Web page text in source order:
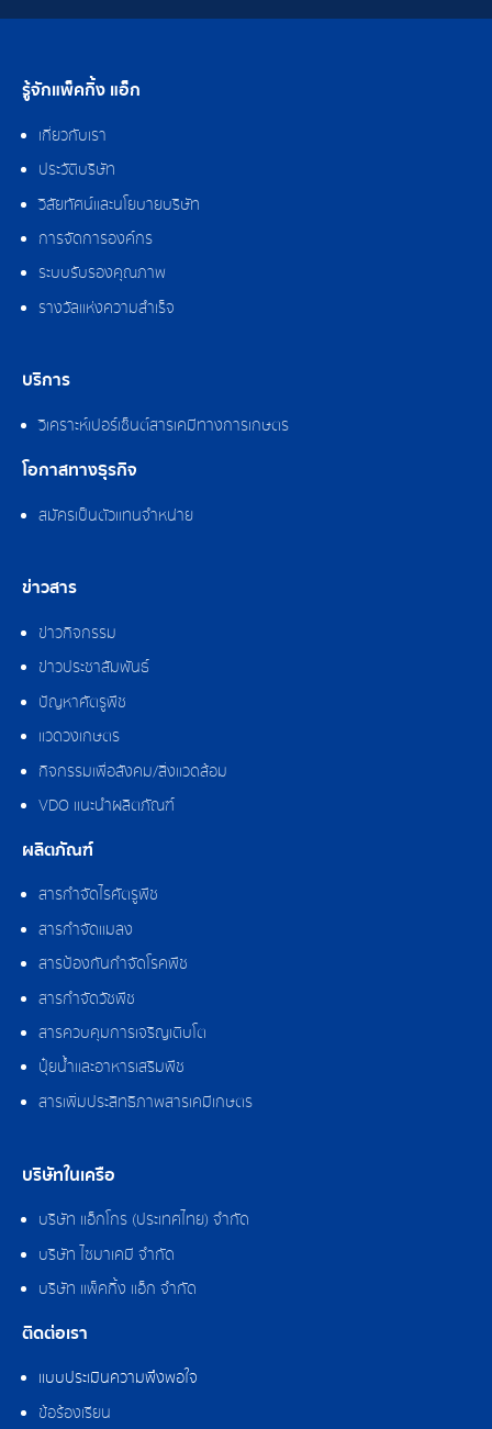
รู้จักแพ็คกิ้ง แอ็ก
เกี่ยวกับเรา
ประวัติบริษัท
วิสัยทัศน์และนโยบายบริษัท
การจัดการองค์กร
ระบบรับรองคุณภาพ
รางวัลแห่งความสำเร็จ
บริการ
วิเคราะห์เปอร์เซ็นต์สารเคมีทางการเกษตร
โอกาสทางธุรกิจ
สมัครเป็นตัวแทนจำหน่าย
ข่าวสาร
ข่าวกิจกรรม
ข่าวประชาสัมพันธ์
ปัญหาศัตรูพืช
แวดวงเกษตร
กิจกรรมเพื่อสังคม/สิ่งแวดล้อม
VDO แนะนำผลิตภัณฑ์
ผลิตภัณฑ์
สารกำจัดไรศัตรูพืช
สารกำจัดแมลง
สารป้องกันกำจัดโรคพืช
สารกำจัดวัชพืช
สารควบคุมการเจริญเติบโต
ปุ๋ยน้ำและอาหารเสริมพืช
สารเพิ่มประสิทธิภาพสารเคมีเกษตร
บริษัทในเครือ
บริษัท แอ็กโกร (ประเทศไทย) จำกัด
บริษัท ไซมาเคมี จำกัด
บริษัท แพ็คกิ้ง แอ็ก จำกัด
ติดต่อเรา
แบบประเมินความพึงพอใจ
ข้อร้องเรียน